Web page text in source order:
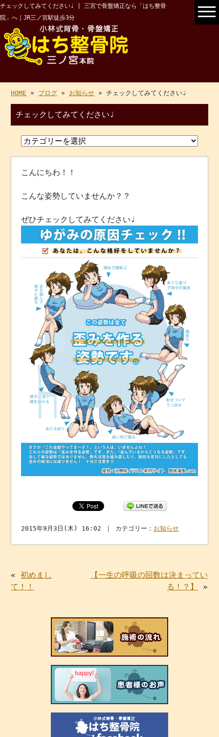
チェックしてみてください♩ | 三宮で骨盤矯正なら「はち整骨
院」へ｜JR三ノ宮駅徒歩3分
HOME » ブログ » お知らせ » チェックしてみてください♩
チェックしてみてください♩
こんにちわ！！
こんな姿勢していませんか？？
ぜひチェックしてみてください♩
2015年9月3日(木) 16:02 ｜ カテゴリー： お知らせ
«初めまし
て！！
【一生の呼吸の回数は決まってい
る！？】
»